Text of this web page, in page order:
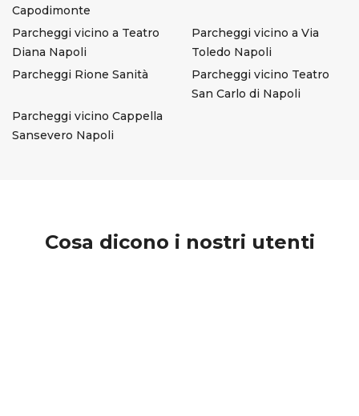
Capodimonte
Parcheggi vicino a Teatro
Diana Napoli
Parcheggi vicino a Via
Toledo Napoli
Parcheggi Rione Sanità
Parcheggi vicino Teatro
San Carlo di Napoli
Parcheggi vicino Cappella
Sansevero Napoli
Cosa dicono i nostri utenti